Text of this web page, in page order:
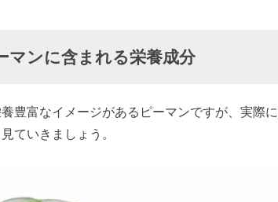
マンに含まれる栄養成分
豊富なイメージがあるピーマンですが、実際
ていきましょう。